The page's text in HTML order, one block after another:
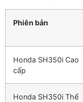
Phiên bản
Honda SH350i Cao
cấp
Honda SH350i Thể